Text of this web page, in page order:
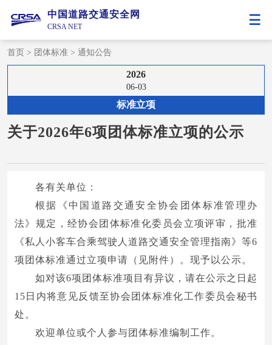
中国道路交通安全网
CRSA NET
首页 > 团体标准 > 通知公告
2026
06-03
标准立项
关于2026年6项团体标准立项的公示
各有关单位：
根据《中国道路交通安全协会团体标准管理办
法》规定，经协会团体标准化委员会立项评审，批准
《私人小客车合乘驾驶人道路交通安全管理指南》等6
项团体标准通过立项申请（见附件）。现予以公示。
如对该6项团体标准项目有异议，请在公示之日起
15日内将意见反馈至协会团体标准化工作委员会秘书
处。
欢迎单位或个人参与团体标准编制工作。